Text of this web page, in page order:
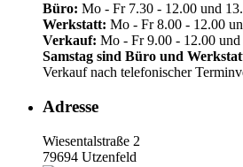
Büro: Mo - Fr 7.30 - 12.00 und
Werkstatt: Mo - Fr 8.00 - 12.00
Verkauf: Mo - Fr 9.00 - 12.00
Samstag sind Büro und
Verkauf nach telefonischer
Adresse
Wiesentalstraße 2
79694 Utzenfeld